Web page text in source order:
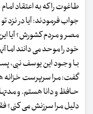
طاغوت را که به اعتقاد
جواب فرمودند: آیا در نزد
مصر و مردم کشورش؟ آیا
خود را موحد می دانند اما
بـا وجـود این یوسف نبی،
گفت: مرا سرپرست خزانه
حـافظ و دانا هستم. و
دلیل مرا سرزنش می کنی؟